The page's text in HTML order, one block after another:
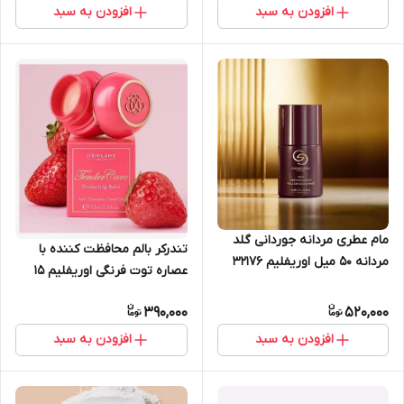
افزودن به سبد افزودن به سبد
مام عطری مردانه جوردانی گلد
مردانه 50 میل اوریفلیم 32176
520,000
افزودن به سبد
تندرکر بالم محافظت کننده با
عصاره توت فرنگی اوریفلیم 15
390,000
افزودن به سبد